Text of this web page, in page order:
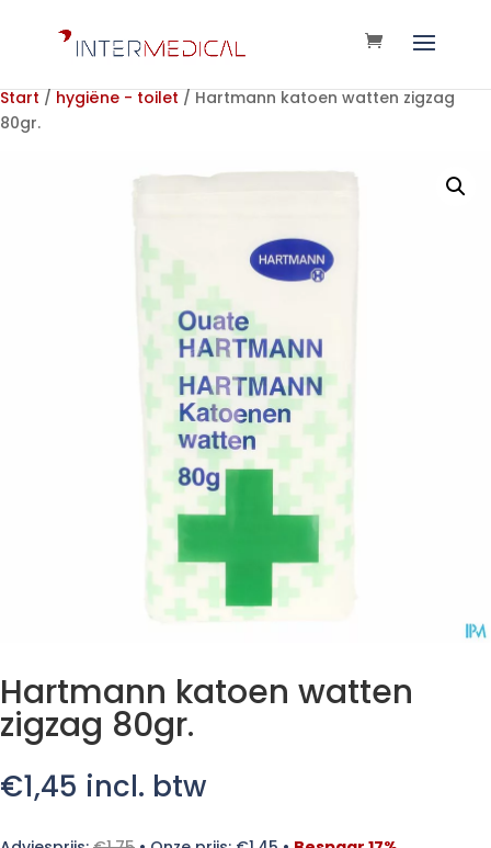
Start / hygiëne - toilet / Hartmann katoen watten zigzag
80gr.
Hartmann katoen watten
zigzag 80gr.
€1,45 incl. btw